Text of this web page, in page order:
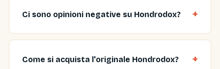
Ci sono opinioni negative su Hondrodox?
Come si acquista l'originale Hondrodox?